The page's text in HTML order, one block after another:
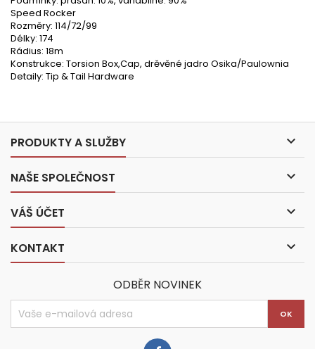
Speed Rocker
Rozměry: 114/72/99
Délky: 174
Rádius: 18m
Konstrukce: Torsion Box,Cap, drěvěné jadro Osika/Paulownia
Detaily: Tip & Tail Hardware
PRODUKTY A SLUŽBY 
NAŠE SPOLEČNOST 
VÁŠ ÚČET 
KONTAKT 
ODBĚR NOVINEK